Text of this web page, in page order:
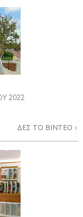
2022
ΔΕΣ ΤΟ ΒΙΝΤΕΟ